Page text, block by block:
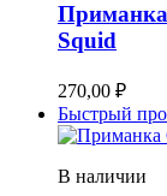
Squid
270,00 ₽
Быстрый
В наличии